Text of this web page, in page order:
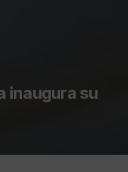
inaugura su